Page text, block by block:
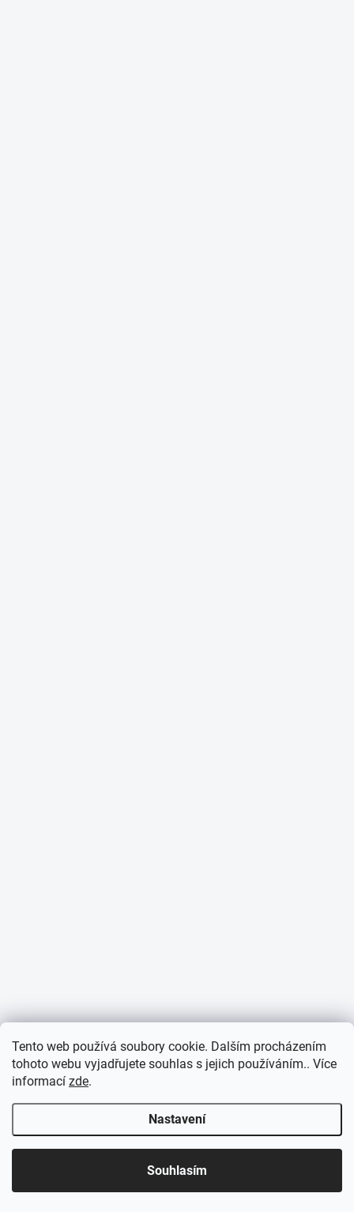
Tento web používá soubory cookie. Dalším procházením
tohoto webu vyjadřujete souhlas s jejich používáním.. Více
informací zde.
Nastavení
Souhlasím